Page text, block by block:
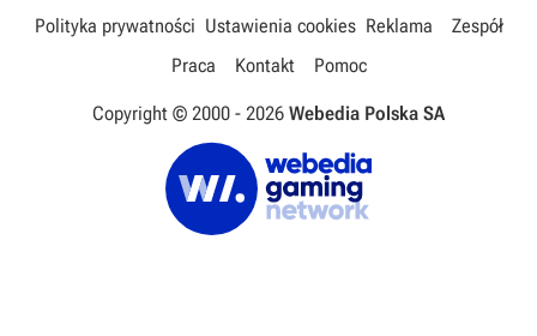
Polityka prywatności Ustawienia cookies Reklama
Zespół
Praca
Kontakt Pomoc
Copyright © 2000 - 2026 Webedia Polska SA